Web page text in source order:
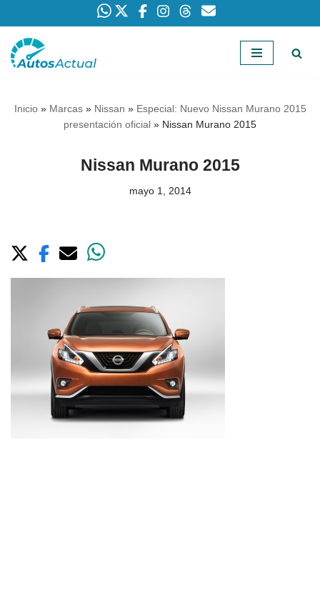
Saltar
Inicio» Marcas» Nissan » Especial: Nuevo Nissan Murano 2015
presentación oficial » Nissan Murano 2015
Nissan Murano 2015
mayo 1, 2014